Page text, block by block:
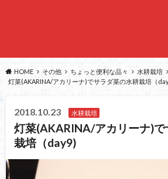
HOME その他 ちょっと便利な品々
水耕栽培
灯菜(AKARINA/アカリーナ)でサラダ菜の水耕栽培（
2018.10.23 水耕栽培
灯菜(AKARINA/アカリーナ)
栽培（day9)